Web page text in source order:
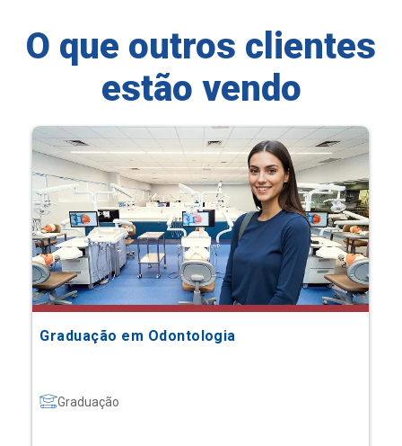
O que outros clientes
estão vendo
Graduação em Odontologia
Graduação